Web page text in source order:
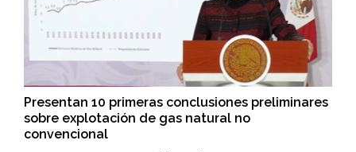
Presentan 10 primeras conclusiones preliminares
sobre explotación de gas natural no
convencional